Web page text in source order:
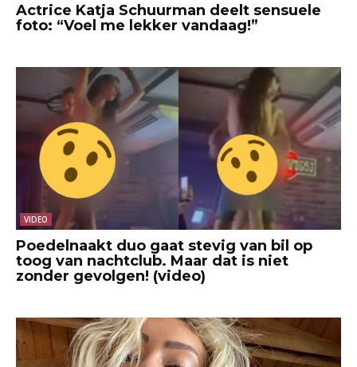
Actrice Katja Schuurman deelt sensuele
foto: “Voel me lekker vandaag!”
VIDEO
Poedelnaakt duo gaat stevig van bil op
toog van nachtclub. Maar dat is niet
zonder gevolgen! (video)